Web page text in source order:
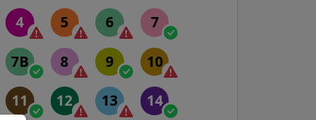
4 5 6 7
7B 8 9 10
11 12 13 14